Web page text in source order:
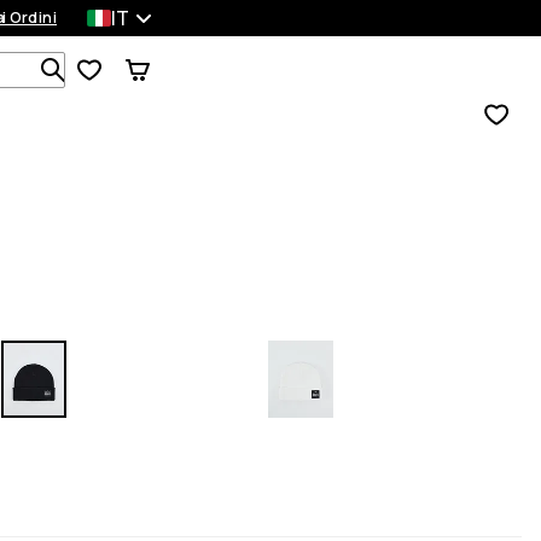
Ordini IT
Cerca tra 1 000+ prodotti